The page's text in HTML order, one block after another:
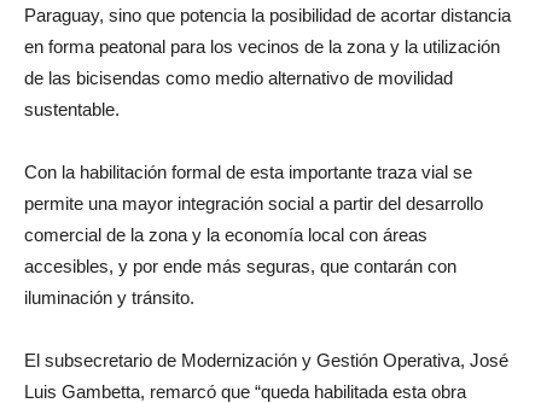
Paraguay, sino que potencia la posibilidad de acortar distancia
en forma peatonal para los vecinos de la zona y la utilización
de las bicisendas como medio alternativo de movilidad
sustentable.
Con la habilitación formal de esta importante traza vial se
permite una mayor integración social a partir del desarrollo
comercial de la zona y la economía local con áreas
accesibles, y por ende más seguras, que contarán con
iluminación y tránsito.
El subsecretario de Modernización y Gestión Operativa, José
Luis Gambetta, remarcó que “queda habilitada esta obra